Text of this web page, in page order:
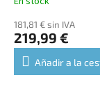
181,81 € sin IVA
219,99 €
Añadir a la